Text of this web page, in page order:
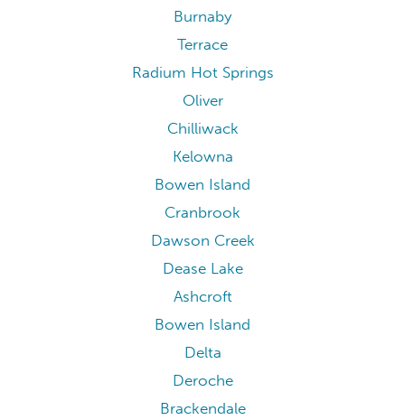
Burnaby
Terrace
Radium Hot Springs
Oliver
Chilliwack
Kelowna
Bowen Island
Cranbrook
Dawson Creek
Dease Lake
Ashcroft
Bowen Island
Delta
Deroche
Brackendale